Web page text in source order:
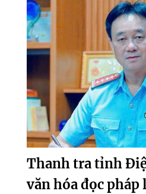
Thanh tra tỉnh
văn hóa đọc